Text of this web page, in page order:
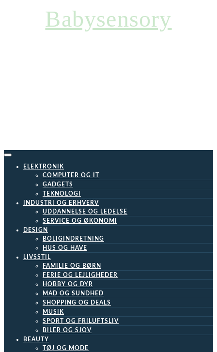
Babysensory
ELEKTRONIK
COMPUTER OG IT
GADGETS
TEKNOLOGI
INDUSTRI OG ERHVERV
UDDANNELSE OG LEDELSE
SERVICE OG ØKONOMI
DESIGN
BOLIGINDRETNING
HUS OG HAVE
LIVSSTIL
FAMILIE OG BØRN
FERIE OG LEJLIGHEDER
HOBBY OG DYR
MAD OG SUNDHED
SHOPPING OG DEALS
MUSIK
SPORT OG FRILUFTSLIV
BILER OG SJOV
BEAUTY
TØJ OG MODE